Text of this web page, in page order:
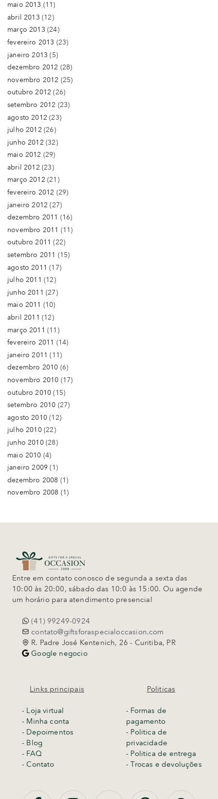
maio 2013 (11)
abril 2013 (12)
março 2013 (24)
fevereiro 2013 (23)
janeiro 2013 (5)
dezembro 2012 (28)
novembro 2012 (25)
outubro 2012 (26)
setembro 2012 (23)
agosto 2012 (23)
julho 2012 (26)
junho 2012 (32)
maio 2012 (29)
abril 2012 (23)
março 2012 (21)
fevereiro 2012 (29)
janeiro 2012 (27)
dezembro 2011 (16)
novembro 2011 (11)
outubro 2011 (22)
setembro 2011 (15)
agosto 2011 (17)
julho 2011 (12)
junho 2011 (27)
maio 2011 (10)
abril 2011 (12)
março 2011 (11)
fevereiro 2011 (14)
janeiro 2011 (11)
dezembro 2010 (6)
novembro 2010 (17)
outubro 2010 (15)
setembro 2010 (27)
agosto 2010(12)
julho 2010(22)
junho 2010(28)
maio 2010 (4)
janeiro 2009 (1)
dezembro 2008 (1)
novembro 2008 (1)
Entre em contato conosco de segunda a sexta das
10:00 às 20:00, sábado das 10:0 às 15:00. Ou agende
um horário para atendimento presencial
(41) 99249-0924
contato@giftsforaspecialoccasion.com
R. Padre José Kentenich, 26 - Curitiba, PR
Google negocio
Links principais
- Loja virtual
- Minha conta
- Depoimentos
- Blog
- FAQ
- Contato
Politicas
- Formas de
pagamento
- Politica de
privacidade
- Politica de entrega
-Trocas e devoluções